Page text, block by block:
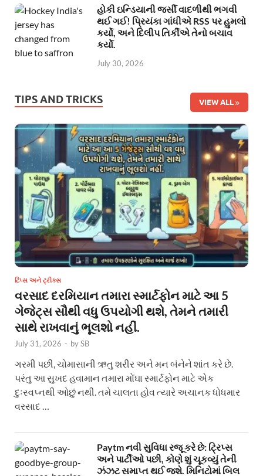
હોકી ઇન્ડિયાની જર્સી વાદળીથી ભગવી
થઈ ગઈ! પ્રિયંકા ગાંધીએ RSS પર હુમલો
કર્યો, અને દિલીપ તિર્કીએ તેનો બચાવ
કર્યો.
July 30, 2026
TIPS AND TRICKS VIEW ALL
ટિપ્સ અને ટ્રીક્સ
વરસાદ દરમિયાન તમારા સ્માર્ટફોન માટે આ 5
ગેજેટ્સ સૌથી વધુ ઉપયોગી થશે, તેમને તમારી
સાથે રાખવાનું ભૂલશો નહીં.
July 31, 2026 - bySB
ગરમી પછી, ચોમાસાની ઋતુ શરીર અને મન બંનેને શાંત કરે છે.
પરંતુ આ સુખદ હવામાન તમારા મોંઘા સ્માર્ટફોન માટે એક
દુઃસ્વપ્નથી ઓછું નથી. તમે ચાલતા હોવ ત્યારે અચાનક ધોધમાર
વરસાદ …
Paytm નવી સુવિધા રજૂ કરે છે: ટ્રિપ્સ
અને પાર્ટીઓ પછી, કોણે શું ચૂકવ્યું તેની
ઝંઝટ સમાપ્ત થઈ જશે. મિનિટોમાં બિલ